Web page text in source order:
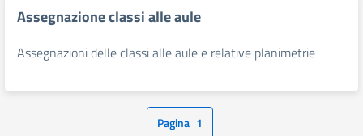
Assegnazione classi alle aule
Assegnazioni delle classi alle aule e relative planimetrie
Pagina 1